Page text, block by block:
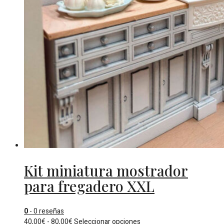
Kit miniatura mostrador
para fregadero XXL
0- 0 reseñas
40,00€ -80,00€Rango
Seleccionar opciones